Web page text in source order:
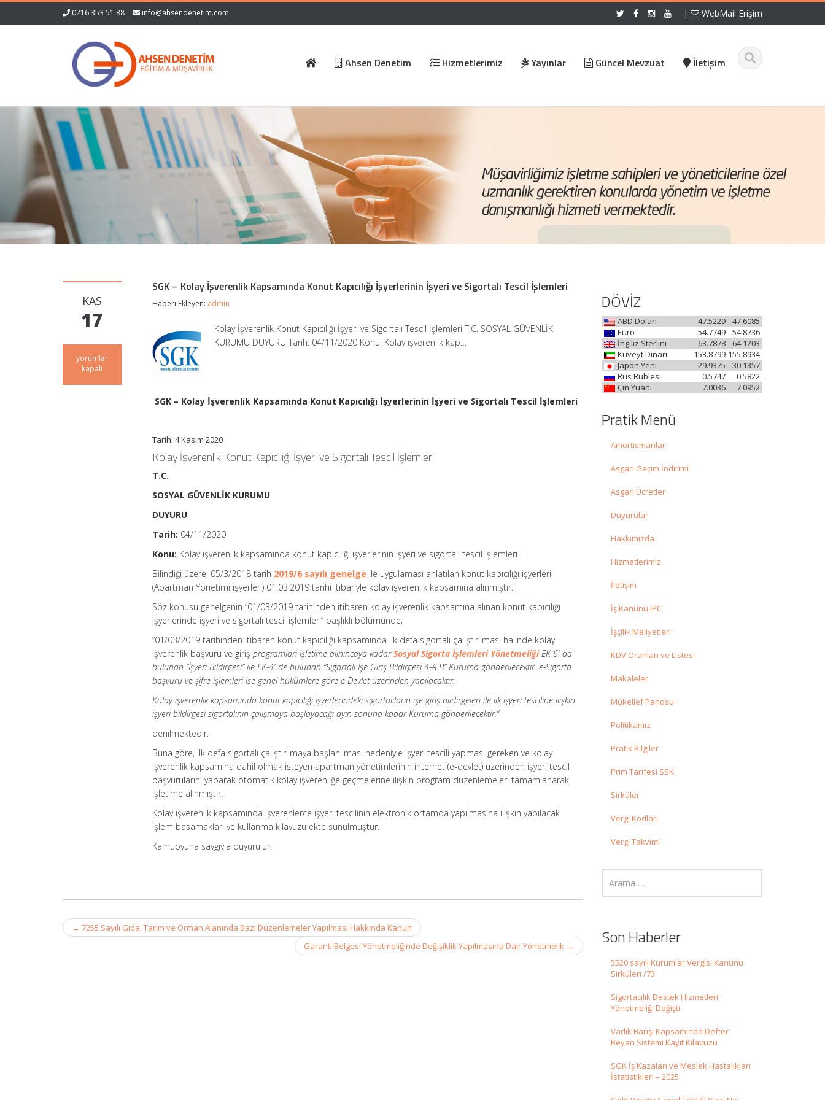
0216 353 51 88 info@ahsendenetim.com | WebMail Erişim
Ahsen Denetim Hizmetlerimiz Yayınlar Güncel Mevzuat İletişim
KAS
17
SGK
yorumlar
kapalı
SGK – Kolay İşverenlik Kapsamında Konut Kapıcılığı İşyerlerinin İşyeri ve Sigortalı Tescil İşlemleri
Haberi Ekleyen: admin
Kolay İşverenlik Konut Kapıcılığı İşyeri ve Sigortalı Tescil İşlemleri T.C. SOSYAL GÜVENLİK
KURUMU DUYURU Tarih: 04/11/2020 Konu: Kolay işverenlik kap…
SGK – Kolay İşverenlik Kapsamında Konut Kapıcılığı İşyerlerinin İşyeri ve Sigortalı Tescil İşlemleri
Tarih: 4 Kasım 2020
Kolay İşverenlik Konut Kapıcılığı İşyeri ve Sigortalı Tescil İşlemleri
T.C.
SOSYAL GÜVENLİK KURUMU
DUYURU
Tarih: 04/11/2020
Konu: Kolay işverenlik kapsamında konut kapıcılığı işyerlerinin işyeri ve sigortalı tescil işlemleri
Bilindiği üzere, 05/3/2018 tarih 2019/6 sayılı genelge ile uygulaması anlatılan konut kapıcılığı işyerleri
(Apartman Yönetimi işyerleri) 01.03.2019 tarihi itibariyle kolay işverenlik kapsamına alınmıştır.
Söz konusu genelgenin “01/03/2019 tarihinden itibaren kolay işverenlik kapsamına alınan konut kapıcılığı
işyerlerinde işyeri ve sigortalı tescil işlemleri” başlıklı bölümünde;
“01/03/2019 tarihinden itibaren konut kapıcılığı kapsamında ilk defa sigortalı çalıştırılması halinde kolay
işverenlik başvuru ve girişprogramları işletime alınıncaya kadarSosyal Sigorta İşlemleri YönetmeliğiEK-6′ da
bulunan “İşyeri Bildirgesi” ile EK-4′ de bulunan “Sigortalı İşe Giriş Bildirgesi 4-A B” Kuruma gönderilecektir. e-Sigorta
başvuru ve şifre işlemleri ise genel hükümlere göre e-Devlet üzerinden yapılacaktır.
Kolay işverenlik kapsamında konut kapıcılığı işyerlerindeki sigortalıların işe giriş bildirgeleri ile ilk işyeri tesciline ilişkin
işyeri bildirgesi sigortalının çalışmaya başlayacağı ayın sonuna kadar Kuruma gönderilecektir.”
denilmektedir.
Buna göre, ilk defa sigortalı çalıştırılmaya başlanılması nedeniyle işyeri tescili yapması gereken ve kolay
işverenlik kapsamına dahil olmak isteyen apartman yönetimlerinin internet (e-devlet) üzerinden işyeri tescil
başvurularını yaparak otomatik kolay işverenliğe geçmelerine ilişkin program düzenlemeleri tamamlanarak
işletime alınmıştır.
Kolay işverenlik kapsamında işverenlerce işyeri tescilinin elektronik ortamda yapılmasına ilişkin yapılacak
işlem basamakları ve kullanma kılavuzu ekte sunulmuştur.
Kamuoyuna saygıyla duyurulur.
Post
navigation
← 7255 Sayılı Gıda, Tarım ve Orman Alanında Bazı Düzenlemeler Yapılması Hakkında Kanun
Garanti Belgesi Yönetmeliğinde Değişiklik Yapılmasına Dair Yönetmelik →
DÖVİZ
ABD Doları 47.6085
47.5229
Euro
54.8736
54.7749
İngiliz Sterlini
64.1203
63.7878
Kuveyt Dinarı
155.8934
153.8799
Japon Yeni
30.1357
29.9375
Rus Rublesi
0.5822
0.5747
Çin Yuanı
7.0952
7.0036
Pratik Menü
Amortismanlar
Asgari Geçim İndirimi
Asgari Ücretler
Duyurular
Hakkımızda
Hizmetlerimiz
İletişim
İş Kanunu IPC
İşçilik Maliyetleri
KDV Oranları ve Listesi
Makaleler
Mükellef Panosu
Politikamız
Pratik Bilgiler
Prim Tarifesi SSK
Sirküler
Vergi Kodları
Vergi Takvimi
Son Haberler
5520 sayılı Kurumlar Vergisi Kanunu
Sirküleri /73
Sigortacılık Destek Hizmetleri
Yönetmeliği Değişti
Varlık Barışı Kapsamında Defter-
Beyan Sistemi Kayıt Kılavuzu
SGK İş Kazaları ve Meslek Hastalıkları
İstatistikleri – 2025